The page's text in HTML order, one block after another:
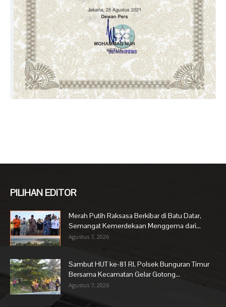
PILIHAN EDITOR
Merah Putih Raksasa Berkibar di Batu Datar,
Semangat Kemerdekaan Menggema dari...
Agustus 7, 2026
Sambut HUT ke-81 RI, Polsek Bunguran Timur
Bersama Kecamatan Gelar Gotong...
Agustus 7, 2026